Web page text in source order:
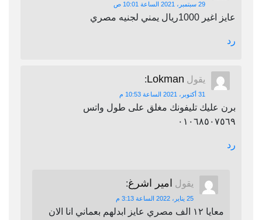
29 سبتمبر، 2021 الساعة 10:01 ص
عايز اغير 1000ريال يمني لجنيه مصري
رد
يقول Lokman
:
31 أكتوبر، 2021 الساعة 10:53 م
برن عليك تليفونك مغلق على طول واتس
٠١٠٦٨٥٠٧٥٦٩
رد
يقول امير اشرغ:
25 يناير، 2022 الساعة 3:13 م
معايا ١٢ الف مصري عايز ابدلهم بعماني انا الان